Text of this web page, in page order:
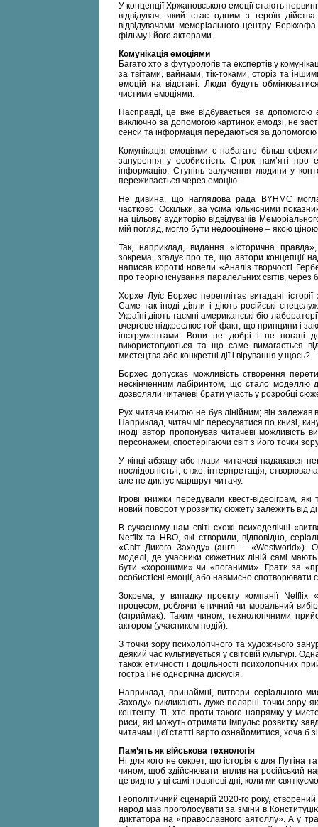
У концепції Хржановського емоції стають
відвідувач, який стає одним з героїв
відвідувачами меморіального центру
фільму і його акторами.
Комунікація емоціями
Багато хто з футурологів та експертів у
за твітами, вайнами, тік-токами, сторіз та
емоцій на відстані. Люди будуть
чистими емоціями.
Насправді, це вже відбувається за допомогою
виключно за допомогою картинок емодзі, не
сенси та інформація передаються за
Комунікація емоціями є набагато більш
занурення у особистість. Строк пам’яті
інформацію. Ступінь залучення людини у
переживається через емоцію.
Не дивина, що наглядова рада BYHMC
частково. Оскільки, за усіма кількісними
на цільову аудиторію відвідувачів
мій погляд, могло бути недооцінене – якою ціною
Так, наприклад, видання «Історична
зокрема, згадує про те, що автори концепції
написав короткі новели «Аналіз творчості
про теорію існування паралельних світів, через
Хорхе Луїс Борхес переплітає вигадані
Саме так іноді діяли і діють російські
Україні діють таємні американські біо-
вчергове підкреслює той факт, що принципи і
інструментами. Вони не добрі і не
використовуються та що саме вимагається
мистецтва або конкретні дії і вірування у щось?
Борхес допускає можливість створення
нескінченним лабіринтом, що стало моделлю
дозволяли читачеві брати участь у розробці
Рух читача книгою не був лінійним; він
Наприклад, читач міг пересуватися по книзі,
іноді автор пропонував читачеві
персонажем, спостерігаючи світ з його точки
У кінці абзацу або глави читачеві надавався
послідовність і, отже, інтерпретація,
але не диктує маршрут читачу.
Ігрові книжки передували квест-відеоіграм,
новий поворот у розвитку сюжету залежить від
В сучасному нам світі схожі психоделічні
Netflix та HBO, які створили, відповідно,
«Світ Дикого Заходу» (англ. – «Westworld»).
моделі, де учасники сюжетних ліній самі
бути «хорошими» чи «поганими». Грати за
особистісні емоції, або навмисно спотворювати
Зокрема, у випадку проекту компанії Netflix
процесом, роблячи етичний чи моральний
(сприймає). Таким чином, технологічними
актором (учасником подій).
З точки зору психологічного та художнього
деякий час культивується у світовій культурі.
також етичності і доцільності психологічних
гостра і не однорічна дискусія.
Наприклад, принаймні, витвори серіального
Заходу» викликають дуже полярні точки зору
контенту. Ті, хто проти такого напрямку у
риси, які можуть отримати імпульс розвитку
читачам цієї статті варто ознайомитися, хоча
Пам’ять як військова технологія
Ні для кого не секрет, що історія є для Путіна
чином, щоб здійснювати вплив на російський
це видно у ці самі травневі дні, коли ми
Геополітичний сценарій 2020-го року,
народ мав проголосувати за зміни в
диктатора на «православного аятоллу». А у